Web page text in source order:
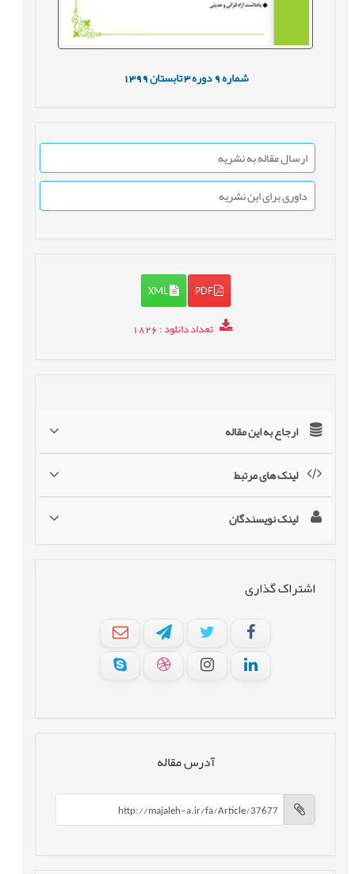
شماره9 دوره3 تابستان1399
ارسال مقاله به نشریه
داوری برای این نشریه
PDF
XML
تعداد دانلود: 1826
ارجاع به این مقاله
لینک های مرتبط
لینک نویسندگان
اشتراک گذاری
آدرس مقاله